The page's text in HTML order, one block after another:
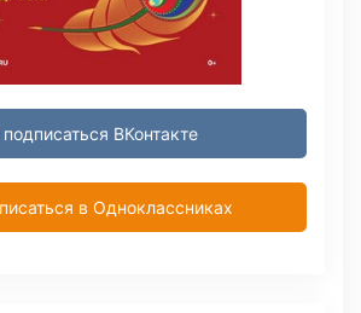
ВКонтакте
в Одноклассниках